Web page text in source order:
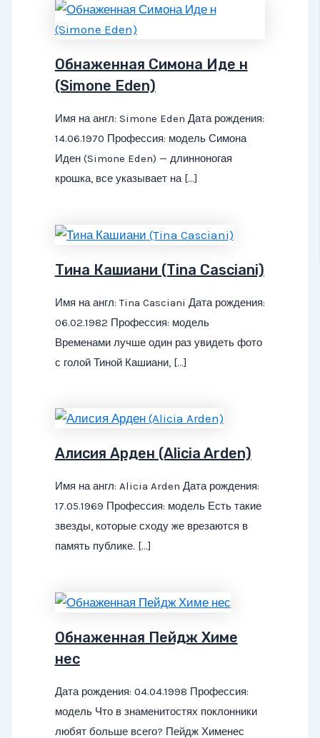
Обнаженная Симона Иде н
(Simone Eden)
Имя на англ: Simone Eden Дата рождения:
14.06.1970 Профессия: модель Симона
Иден (Simone Eden) — длинноногая
крошка, все указывает на […]
Тина Кашиани (Tina Casciani)
Имя на англ: Tina Casciani Дата рождения:
06.02.1982 Профессия: модель
Временами лучше один раз увидеть фото
с голой Тиной Кашиани, […]
Алисия Арден (Alicia Arden)
Имя на англ: Alicia Arden Дата рождения:
17.05.1969 Профессия: модель Есть такие
звезды, которые сходу же врезаются в
память публике. […]
Обнаженная Пейдж Химе
нес
Дата рождения: 04.04.1998 Профессия:
модель Что в знаменитостях поклонники
любят больше всего? Пейдж Хименес